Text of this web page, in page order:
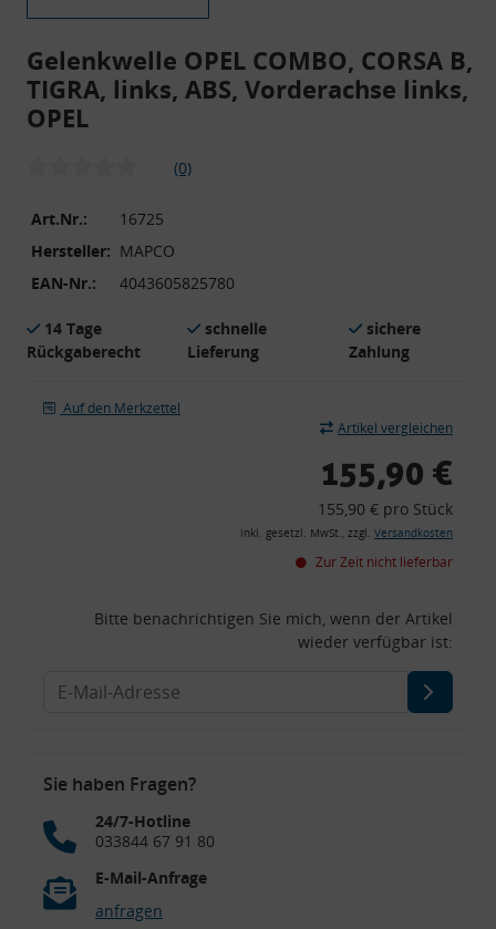
Gelenkwelle OPEL COMBO, CORSA B,
TIGRA, links, ABS, Vorderachse links,
OPEL
(0)
Art.Nr.:
16725
Hersteller: MAPCO
EAN-Nr.:
4043605825780
14 Tage
Rückgaberecht
schnelle
Lieferung
sichere
Zahlung
Auf den Merkzettel
Artikel vergleichen
155,90 €
155,90 € pro Stück
inkl. gesetzl. MwSt., zzgl. Versandkosten
Zur Zeit nicht lieferbar
Bitte benachrichtigen Sie mich, wenn der Artikel
wieder verfügbar ist:
Sie haben Fragen?
24/7-Hotline
033844 67 91 80
E-Mail-Anfrage
anfragen